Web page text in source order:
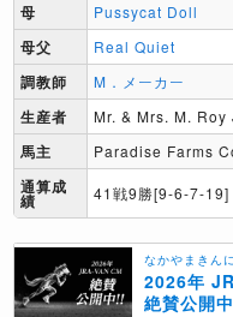
母 Pussycat Doll
母父 Real Quiet
調教師 M．メーカー
生産者 Mr. & Mrs. M. Roy
馬主 Paradise Farms
通算成
績 41戦9勝[9-6-7-19]
なかやまきん
2026年
絶賛公開